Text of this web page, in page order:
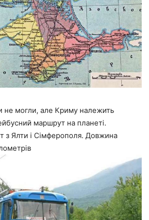
не могли, але Криму належить
маршрут на планеті.
з Ялти і Сімферополя. Довжина